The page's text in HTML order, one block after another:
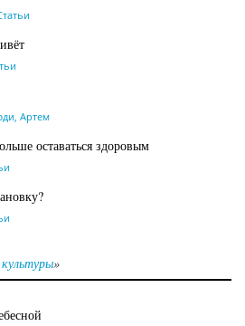
Артем
оставаться здоровым
»